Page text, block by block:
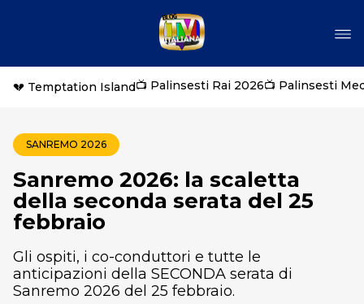
💔 Temptation Island📺 Palinsesti Rai 2026📺 Palinsesti
SANREMO 2026
Sanremo 2026: la scaletta
della seconda serata del 25
febbraio
Gli ospiti, i co-conduttori e tutte le
anticipazioni della SECONDA serata di
Sanremo 2026 del 25 febbraio.